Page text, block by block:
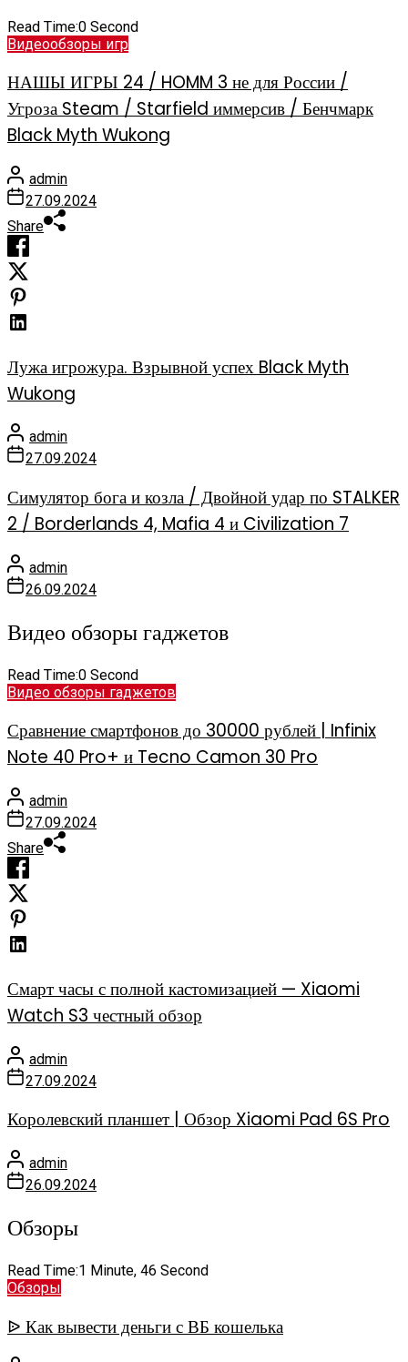
Read Time:0 Second
Видеообзоры игр
НАШЫ ИГРЫ 24 / HOMM 3 не для России /
Угроза Steam / Starfield иммерсив / Бенчмарк
Black Myth Wukong
admin
27.09.2024
Share
Лужа игрожура. Взрывной успех Black Myth
Wukong
admin
27.09.2024
Симулятор бога и козла / Двойной удар по STALKER
2 / Borderlands 4, Mafia 4 и Civilization 7
admin
26.09.2024
Видео обзоры гаджетов
Read Time:0 Second
Видео обзоры гаджетов
Сравнение смартфонов до 30000 рублей | Infinix
Note 40 Pro+ и Tecno Camon 30 Pro
admin
27.09.2024
Share
Смарт часы с полной кастомизацией — Xiaomi
Watch S3 честный обзор
admin
27.09.2024
Королевский планшет | Обзор Xiaomi Pad 6S Pro
admin
26.09.2024
Обзоры
Read Time:1 Minute, 46 Second
Обзоры
ᐉ Как вывести деньги с ВБ кошелька